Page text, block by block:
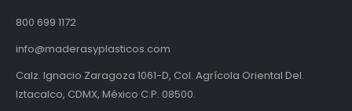
800 699 1172
info@maderasyplasticos.com
Calz. Ignacio Zaragoza 1061-D, Col. Agrícola Oriental Del.
Iztacalco, CDMX, México C.P. 08500.